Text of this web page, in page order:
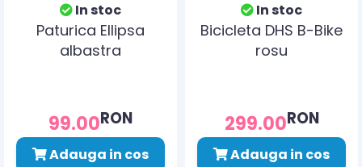
In stoc
Paturica Ellipsa
albastra
99.00RON
Adauga in cos
In stoc
Bicicleta DHS B-Bike
rosu
299.00RON
Adauga in cos